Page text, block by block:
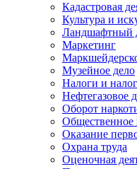
Кадастровая
Культура и
Ландшафтный
Маркетинг
Музейное дело
Налоги и
Нефтегазовое
Оборот
Общественное
Оказание
Охрана труда
Оценочная